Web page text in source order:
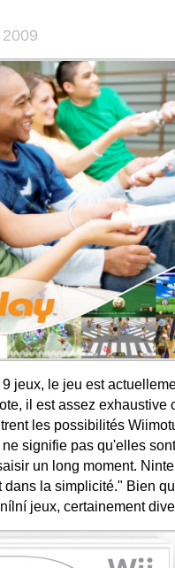
jeux, le jeu est
il est assez exhaustive
les possibilités
signifie pas qu'elles
un long moment.
dans la simplicité." Bien
jeux, certainement